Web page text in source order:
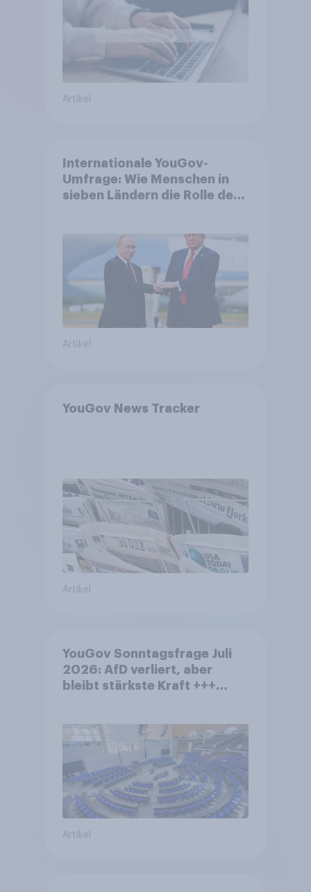
Artikel
Internationale YouGov-
Umfrage: Wie Menschen in
sieben Ländern die Rolle der
Bedrohungen und Bündnisse
bewerten
Artikel
YouGov News Tracker
Artikel
YouGov Sonntagsfrage Juli
2026: AfD verliert, aber
bleibt stärkste Kraft +++
Artikel